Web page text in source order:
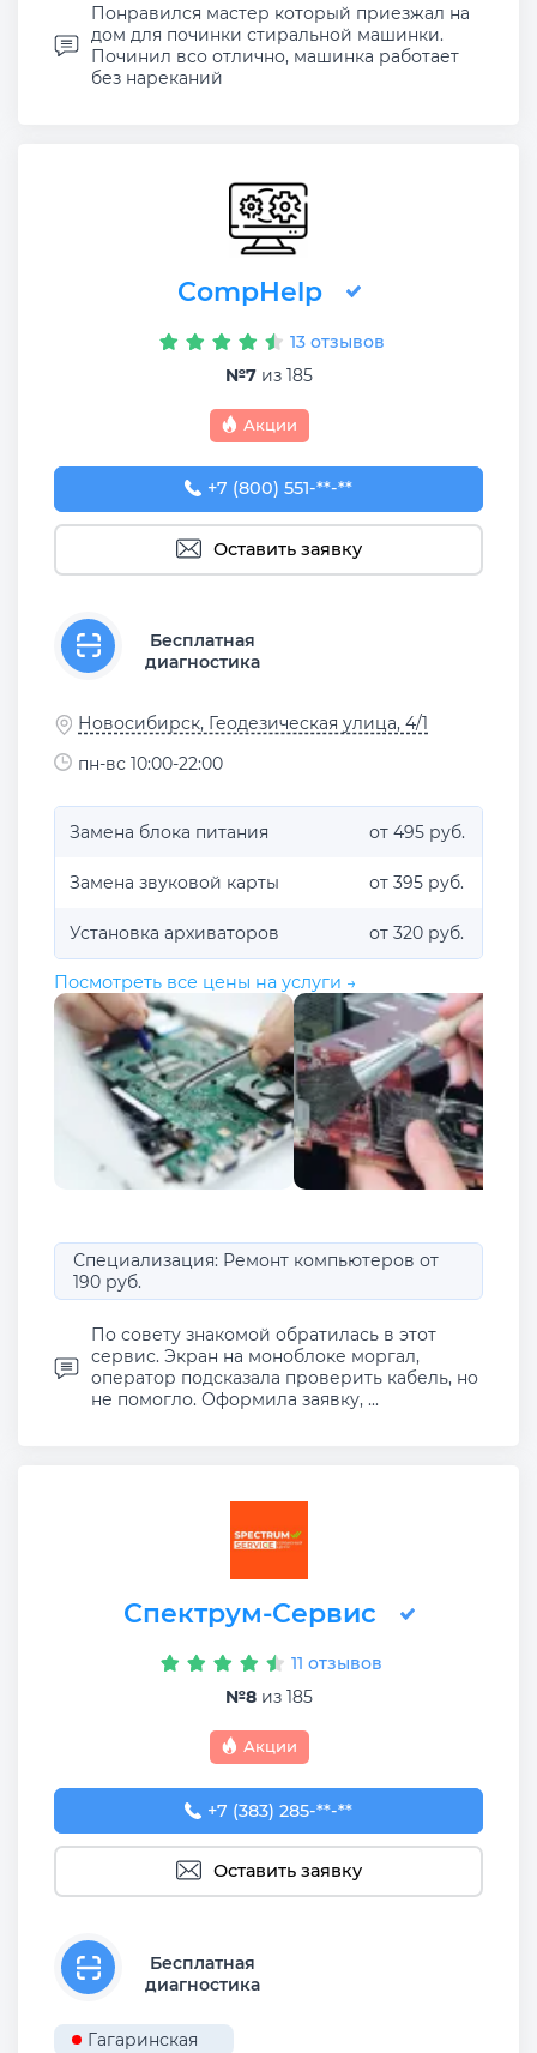
Понравился мастер который приезжал на
дом для починки стиральной машинки.
Починил всо отлично, машинка работает
без нареканий
CompHelp
13 отзывов
№7из 185
Акции
+7 (800) 551-74-09
+7 (800) 551-**-**
Оставить заявку
Бесплатная
диагностика
Новосибирск, Геодезическая улица, 4/1
пн-вс 10:00-22:00
Замена блока питания от 495 руб.
Замена звуковой карты от 395 руб.
Установка архиваторов от 320 руб.
Посмотреть все цены на услуги →
Специализация: Ремонт компьютеров от
190 руб.
По совету знакомой обратилась в этот
сервис. Экран на моноблоке моргал,
оператор подсказала проверить кабель, но
не помогло. Оформила заявку, ...
Спектрум-Сервис
11 отзывов
№8из 185
Акции
+7 (383) 285-96-21
+7 (383) 285-**-**
Оставить заявку
Бесплатная
диагностика
Гагаринская